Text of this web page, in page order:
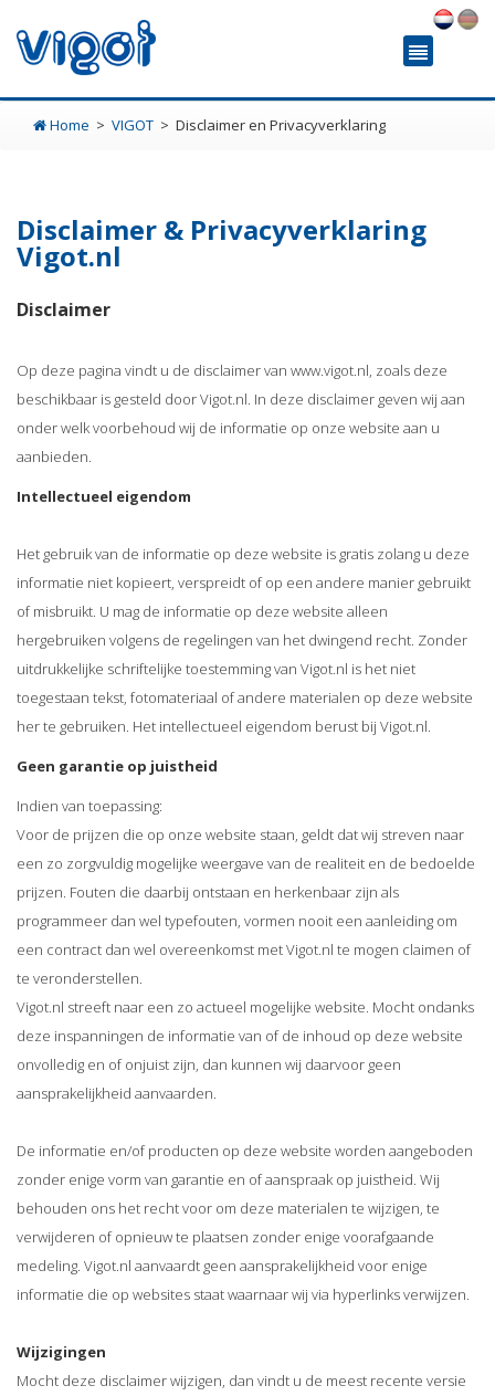
Home VIGOT Disclaimer en Privacyverklaring
Disclaimer & Privacyverklaring
Vigot.nl
Disclaimer
Op deze pagina vindt u de disclaimer van www.vigot.nl, zoals deze
beschikbaar is gesteld door Vigot.nl. In deze disclaimer geven wij aan
onder welk voorbehoud wij de informatie op onze website aan u
aanbieden.
Intellectueel eigendom
Het gebruik van de informatie op deze website is gratis zolang u deze
informatie niet kopieert, verspreidt of op een andere manier gebruikt
of misbruikt. U mag de informatie op deze website alleen
hergebruiken volgens de regelingen van het dwingend recht. Zonder
uitdrukkelijke schriftelijke toestemming van Vigot.nl is het niet
toegestaan tekst, fotomateriaal of andere materialen op deze website
her te gebruiken. Het intellectueel eigendom berust bij Vigot.nl.
Geen garantie op juistheid
Indien van toepassing:
Voor de prijzen die op onze website staan, geldt dat wij streven naar
een zo zorgvuldig mogelijke weergave van de realiteit en de bedoelde
prijzen. Fouten die daarbij ontstaan en herkenbaar zijn als
programmeer dan wel typefouten, vormen nooit een aanleiding om
een contract dan wel overeenkomst met Vigot.nl te mogen claimen of
te veronderstellen.
Vigot.nl streeft naar een zo actueel mogelijke website. Mocht ondanks
deze inspanningen de informatie van of de inhoud op deze website
onvolledig en of onjuist zijn, dan kunnen wij daarvoor geen
aansprakelijkheid aanvaarden.
De informatie en/of producten op deze website worden aangeboden
zonder enige vorm van garantie en of aanspraak op juistheid. Wij
behouden ons het recht voor om deze materialen te wijzigen, te
verwijderen of opnieuw te plaatsen zonder enige voorafgaande
medeling. Vigot.nl aanvaardt geen aansprakelijkheid voor enige
informatie die op websites staat waarnaar wij via hyperlinks verwijzen.
Wijzigingen
Mocht deze disclaimer wijzigen, dan vindt u de meest recente versie